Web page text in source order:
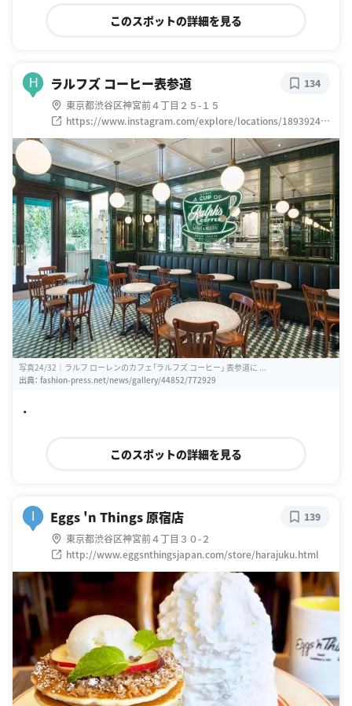
このスポットの詳細を見る
H ラルフズ コーヒー表参道
東京都渋谷区神宮前４丁目２５-１５
https://www.instagram.com/explore/locations/18939246
64009667/ralphs-coffee-omotesando/
134
写真24/32｜ラルフ ローレンのカフェ「ラルフズ コーヒー」 表参道に ...
出典： fashion-press.net/news/gallery/44852/772929
・
このスポットの詳細を見る
Eggs 'n Things 原宿店
東京都渋谷区神宮前４丁目３０-２
http://www.eggsnthingsjapan.com/store/harajuku.html
139